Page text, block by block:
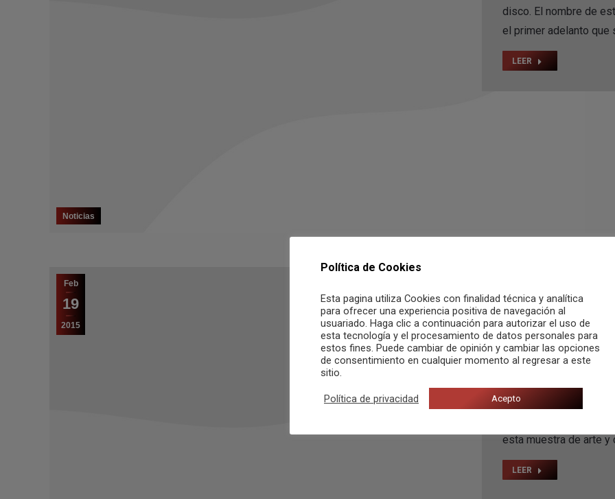
Noticias
disco. El nombre de
el primer adelanto que
LEER
Feb
19
2015 Rayden – A
Por Carlos Congost
Rayden – A mi yo de
alma y hueso».
Luthorz. El videoclip
esta muestra de arte y
LEER
Política de Cookies
Esta pagina utiliza Cookies con finalidad técnica y analítica
para ofrecer una experiencia positiva de navegación al
usuariado. Haga clic a continuación para autorizar el uso de
esta tecnología y el procesamiento de datos personales para
estos fines. Puede cambiar de opinión y cambiar las opciones
de consentimiento en cualquier momento al regresar a este
sitio.
Política de privacidad Acepto